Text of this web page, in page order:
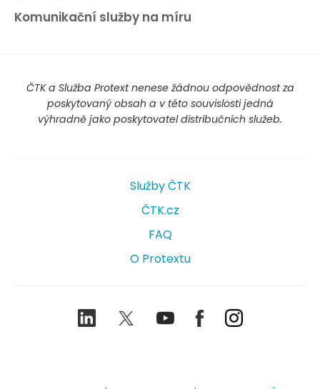
Komunikační služby na míru
ČTK a Služba Protext nenese žádnou odpovědnost za
poskytovaný obsah a v této souvislosti jedná
výhradně jako poskytovatel distribučních služeb.
Služby ČTK
ČTK.cz
FAQ
O Protextu
LinkedIn TwitterYoutubeFacebookInstagram